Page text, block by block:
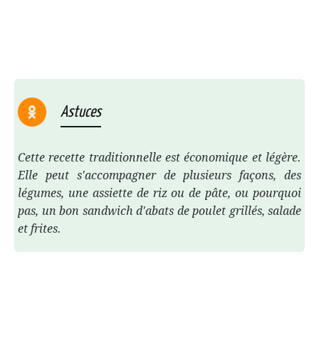
Astuces
Cette recette traditionnelle est économique et légère.
Elle peut s'accompagner de plusieurs façons, des
légumes, une assiette de riz ou de pâte, ou pourquoi
pas, un bon sandwich d'abats de poulet grillés, salade
et frites.